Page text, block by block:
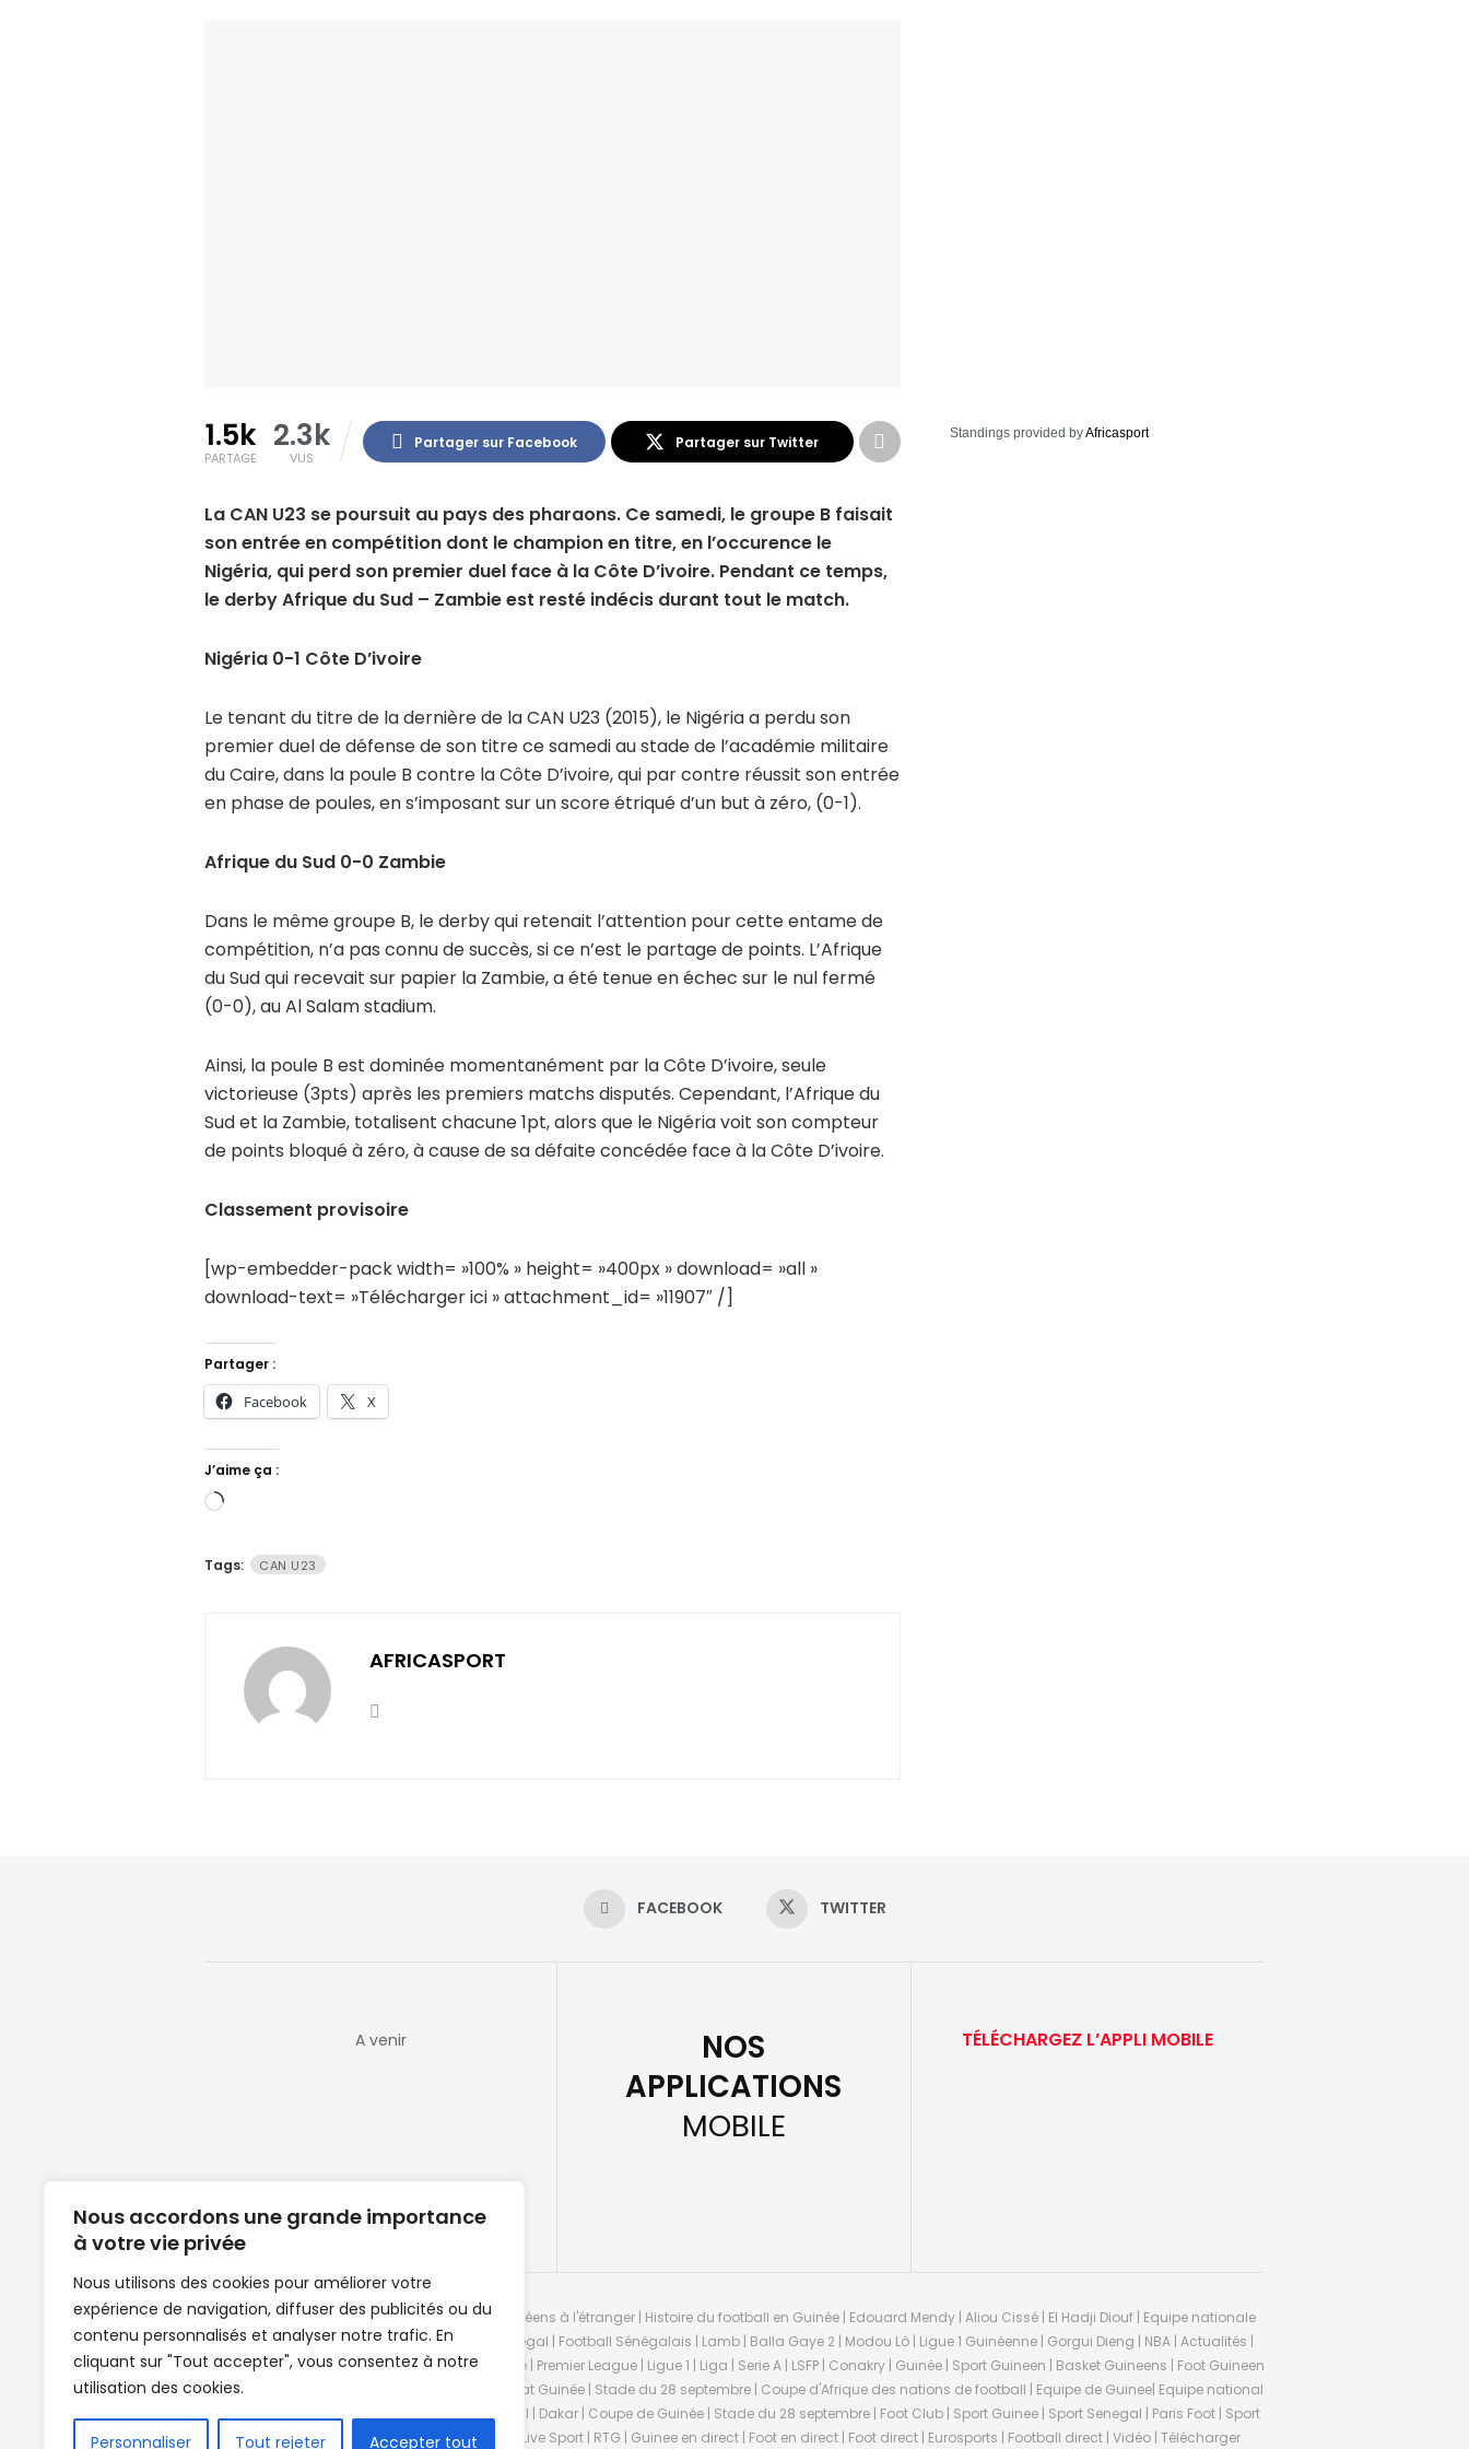
Nous accordons une grande importance
à votre vie privée
Nous utilisons des cookies pour améliorer votre
expérience de navigation, diffuser des publicités ou du
contenu personnalisés et analyser notre trafic. En
cliquant sur "Tout accepter", vous consentez à notre
utilisation des cookies.
Personnaliser Tout rejeter Accepter tout
1.5k
PARTAGE
2.3k
VUS
Partager sur Facebook Partager sur Twitter
La CAN U23 se poursuit au pays des pharaons. Ce samedi, le groupe B faisait
son entrée en compétition dont le champion en titre, en l’occurence le
Nigéria, qui perd son premier duel face à la Côte D’ivoire. Pendant ce temps,
le derby Afrique du Sud – Zambie est resté indécis durant tout le match.
Nigéria 0-1 Côte D’ivoire
Le tenant du titre de la dernière de la CAN U23 (2015), le Nigéria a perdu son
premier duel de défense de son titre ce samedi au stade de l’académie militaire
du Caire, dans la poule B contre la Côte D’ivoire, qui par contre réussit son entrée
en phase de poules, en s’imposant sur un score étriqué d’un but à zéro, (0-1).
Afrique du Sud 0-0 Zambie
Dans le même groupe B, le derby qui retenait l’attention pour cette entame de
compétition, n’a pas connu de succès, si ce n’est le partage de points. L’Afrique
du Sud qui recevait sur papier la Zambie, a été tenue en échec sur le nul fermé
(0-0), au Al Salam stadium.
Ainsi, la poule B est dominée momentanément par la Côte D’ivoire, seule
victorieuse (3pts) après les premiers matchs disputés. Cependant, l’Afrique du
Sud et la Zambie, totalisent chacune 1pt, alors que le Nigéria voit son compteur
de points bloqué à zéro, à cause de sa défaite concédée face à la Côte D’ivoire.
Classement provisoire
[wp-embedder-pack width= »100% » height= »400px » download= »all »
download-text= »Télécharger ici » attachment_id= »11907″ /]
Partager :
Facebook X
J’aime ça :
Chargement…
Tags: CAN U23
AFRICASPORT
Standings provided byAfricasport
FACEBOOK TWITTER
A venir
NOS
APPLICATIONS
MOBILE
TÉLÉCHARGEZ L’APPLI MOBILE
Clubs de football en Guinée | Footballeurs guinéens à l'étranger | Histoire du football en Guinée | Edouard Mendy | Aliou Cissé | El Hadji Diouf | Equipe nationale
de Guinée de football | Mercato | Lions du Sénégal | Football Sénégalais | Lamb | Balla Gaye 2 | Modou Lô | Ligue 1 Guinéenne | Gorgui Dieng | NBA | Actualités |
News | Match en direct | But | Actualité au Guinée | Premier League | Ligue 1 | Liga | Serie A | LSFP | Conakry | Guinée | Sport Guineen | Basket Guineens | Foot Guineen
| Handball Guinee | Match Guinee | Championnat Guinée | Stade du 28 septembre | Coupe d'Afrique des nations de football | Equipe de Guinee| Equipe national
de Guinée | Senegal Equipe | Guinée | Le Senegal | Dakar | Coupe de Guinée | Stade du 28 septembre | Foot Club | Sport Guinee | Sport Senegal | Paris Foot | Sport
en direct | Boxe | Sénégal Dakar | La Guinée | Live Sport | RTG | Guinee en direct | Foot en direct | Foot direct | Eurosports | Football direct | Vidéo | Télécharger